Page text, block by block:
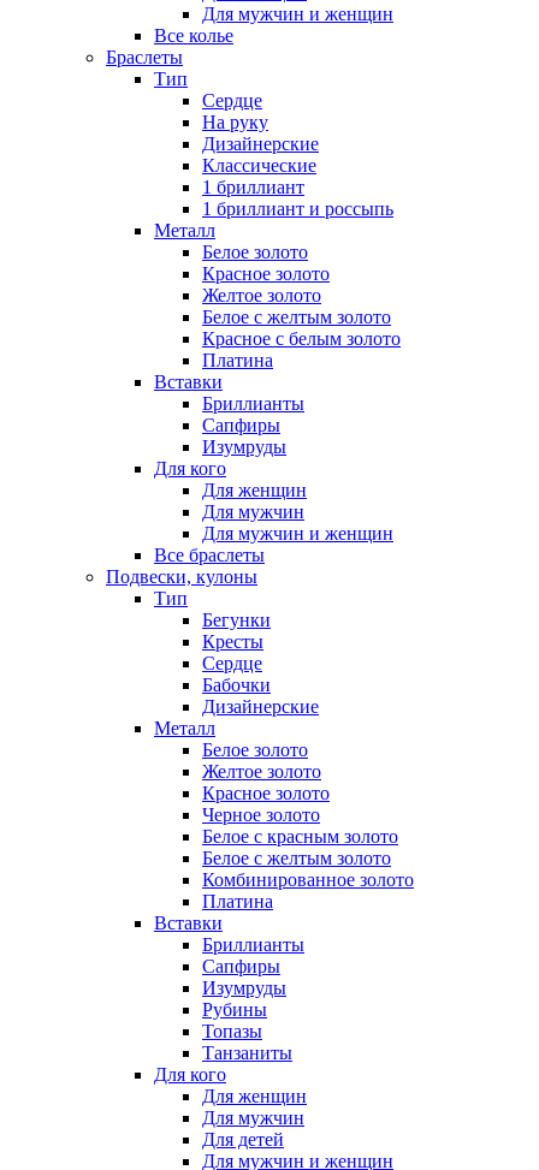
Для мужчин и женщин
Все колье
Браслеты
Тип
Сердце
На руку
Дизайнерские
Классические
1 бриллиант
1 бриллиант и россыпь
Металл
Белое золото
Красное золото
Желтое золото
Белое с желтым золото
Красное с белым золото
Платина
Вставки
Бриллианты
Сапфиры
Изумруды
Для кого
Для женщин
Для мужчин
Для мужчин и женщин
Все браслеты
Подвески, кулоны
Тип
Бегунки
Кресты
Сердце
Бабочки
Дизайнерские
Металл
Белое золото
Желтое золото
Красное золото
Черное золото
Белое с красным золото
Белое с желтым золото
Комбинированное золото
Платина
Вставки
Бриллианты
Сапфиры
Изумруды
Рубины
Топазы
Танзаниты
Для кого
Для женщин
Для мужчин
Для детей
Для мужчин и женщин